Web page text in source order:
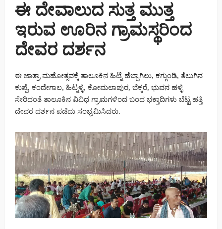
ಈ ದೇವಾಲುದ ಸುತ್ತ ಮುತ್ತ
ಇರುವ ಊರಿನ ಗ್ರಾಮಸ್ಥರಿಂದ
ದೇವರ ದರ್ಶನ
ಈ ಜಾತ್ರಾ ಮಹೋತ್ಸವಕ್ಕೆ ತಾಲೂಕಿನ ಹಿಟ್ನೆ ಹೆಬ್ಬಾಗಿಲು, ಕಗ್ಗುಂಡಿ, ತೆಲುಗಿನ
ಕುಪ್ಪೆ, ಕಂದೇಗಾಲ, ಹಿಟ್ನಳ್ಳಿ, ಕೋಮಲಾಪುರ, ಬೆಕ್ಕರೆ, ಭುವನ ಹಳ್ಳಿ
ಸೇರಿದಂತೆ ತಾಲೂಕಿನ ವಿವಿಧ ಗ್ರಾಮಗಳಿಂದ ಬಂದ ಭಕ್ತಾದಿಗಳು ಬೆಟ್ಟ ಹತ್ತಿ
ದೇವರ ದರ್ಶನ ಪಡೆದು ಸಂಭ್ರಮಿಸಿದರು.